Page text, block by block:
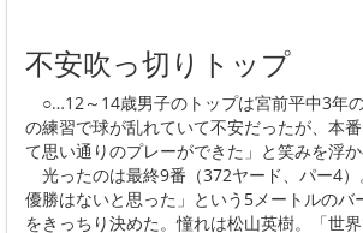
不安吹っ切りトップ
○…12～14歳男子のトップは宮前平中3年
の練習で球が乱れていて不安だったが、本
て思い通りのプレーができた」と笑みを浮か
光ったのは最終9番（372ヤード、パー4）
優勝はないと思った」という5メートルのバ
をきっちり決めた。憧れは松山英樹。「世